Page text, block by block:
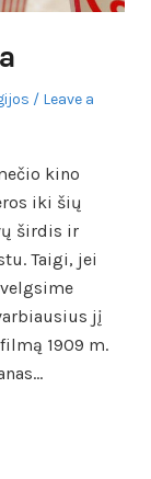
Leave a
kino
iki šių
širdis ir
Taigi, jei
jį
1909 m.